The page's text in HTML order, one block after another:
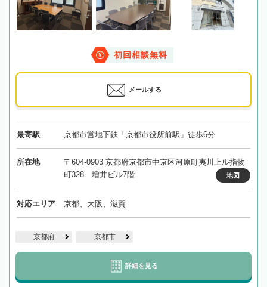
初回相談無料
メールする
最寄駅 京都市営地下鉄「京都市役所前駅」徒歩6分
所在地
〒604-0903 京都府京都市中京区河原町夷川上ル指物
町328 増井ビル7階
地図
対応エリア 京都、大阪、滋賀
京都府 京都市
詳細を見る